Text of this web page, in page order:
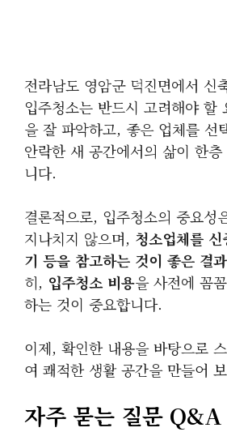
전라남도 영암군 덕진면에서 신
입주청소는 반드시 고려해야 할
을 잘 파악하고, 좋은 업체를 선
안락한 새 공간에서의 삶이 한
니다.
결론적으로, 입주청소의 중요성
지나치지 않으며, 청소업체를
기 등을 참고하는 것이 좋은 결
히, 입주청소 비용을 사전에 꼼
하는 것이 중요합니다.
이제, 확인한 내용을 바탕으로
여 쾌적한 생활 공간을 만들어
자주 묻는 질문 Q&A